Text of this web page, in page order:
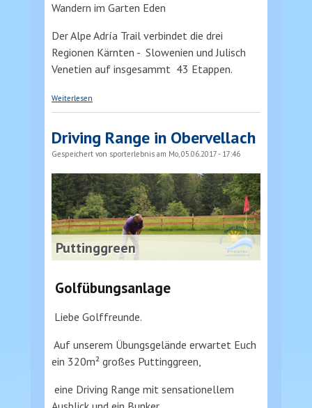
Wandern im Garten Eden
Der Alpe Adría Trail verbindet die drei
Regionen Kärnten - Slowenien und Julisch
Venetien auf insgesammt 43 Etappen.
Weiterlesen
Driving Range in Obervellach
Gespeichert von sporterlebnis am Mo, 05.06.2017 - 17:46
Puttinggreen
Golfübungsanlage
Liebe Golffreunde.
Auf unserem Übungsgelände erwartet Euch
ein 320m² großes Puttinggreen,
eine Driving Range mit sensationellem